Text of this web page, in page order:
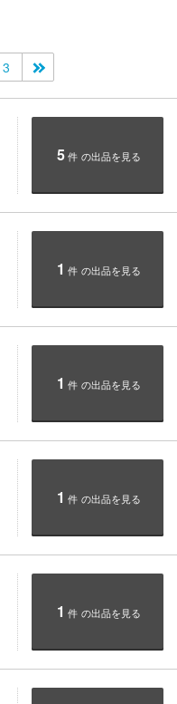
3
5 件 の出品を見る
1 件 の出品を見る
1 件 の出品を見る
1 件 の出品を見る
1 件 の出品を見る